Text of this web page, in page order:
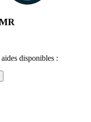
disponibles :